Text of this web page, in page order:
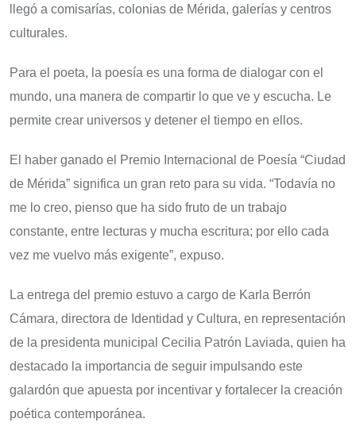
llegó a comisarías, colonias de Mérida, galerías y centros
culturales.
Para el poeta, la poesía es una forma de dialogar con el
mundo, una manera de compartir lo que ve y escucha. Le
permite crear universos y detener el tiempo en ellos.
El haber ganado el Premio Internacional de Poesía “Ciudad
de Mérida” significa un gran reto para su vida. “Todavía no
me lo creo, pienso que ha sido fruto de un trabajo
constante, entre lecturas y mucha escritura; por ello cada
vez me vuelvo más exigente”, expuso.
La entrega del premio estuvo a cargo de Karla Berrón
Cámara, directora de Identidad y Cultura, en representación
de la presidenta municipal Cecilia Patrón Laviada, quien ha
destacado la importancia de seguir impulsando este
galardón que apuesta por incentivar y fortalecer la creación
poética contemporánea.